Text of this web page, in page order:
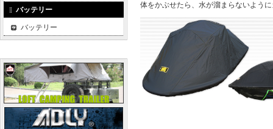
体をかぶせたら、水が溜まらないよう
バッテリー
バッテリー